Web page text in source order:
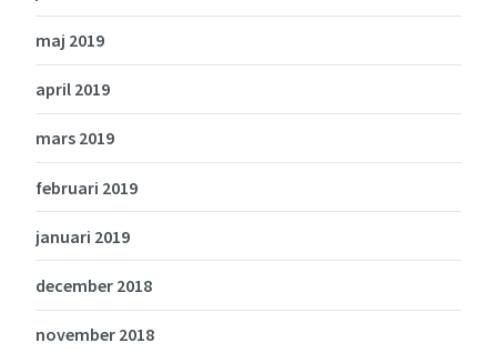
maj 2019
april 2019
mars 2019
februari 2019
januari 2019
december 2018
november 2018